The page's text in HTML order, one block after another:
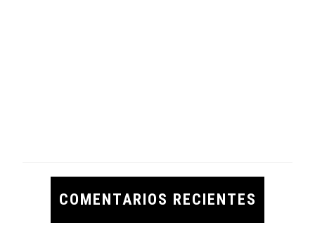
COMENTARIOS RECIENTES